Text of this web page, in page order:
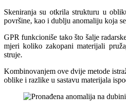
Skeniranja su otkrila strukturu u
površine, kao i dublju anomaliju koja
GPR funkcioniše tako što šalje
mjeri koliko zakopani materijali
struje.
Kombinovanjem ove dvije metode
oblike i razlike u sastavu materijala